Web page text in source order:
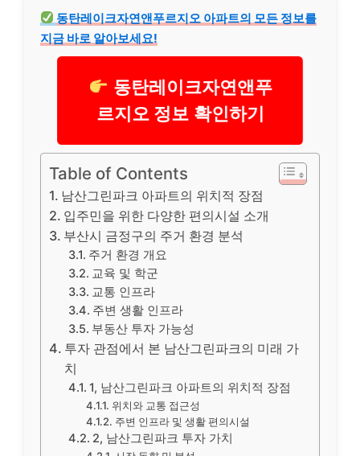
동탄레이크자연앤푸르지오 아파트의 모든 정보를
지금 바로 알아보세요!
동탄레이크자연앤푸
르지오 정보 확인하기
Table of Contents
남산그린파크 아파트의 위치적 장점
입주민을 위한 다양한 편의시설 소개
부산시 금정구의 주거 환경 분석
주거 환경 개요
교육 및 학군
교통 인프라
주변 생활 인프라
부동산 투자 가능성
투자 관점에서 본 남산그린파크의 미래 가
치
1, 남산그린파크 아파트의 위치적 장점
위치와 교통 접근성
주변 인프라 및 생활 편의시설
2, 남산그린파크 투자 가치